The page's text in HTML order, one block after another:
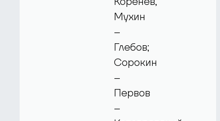
Мухин
–
Глебов;
Сорокин
–
Первов
–